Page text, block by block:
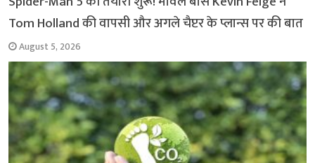
Tom Holland की वापसी और अगले चैप्टर के प्लान्स पर की बात
August 5, 2026